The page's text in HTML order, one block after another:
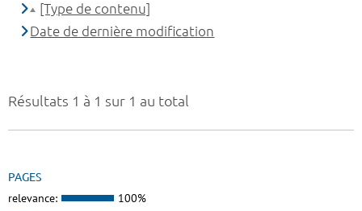
Résultats 1 à 1 sur 1 au total
PAGES
relevance: 100%
[Type de contenu]
Date de dernière modification